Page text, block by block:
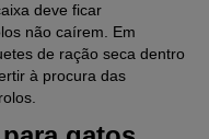
deve ficar
não caírem. Em
de ração seca dentro
à procura das